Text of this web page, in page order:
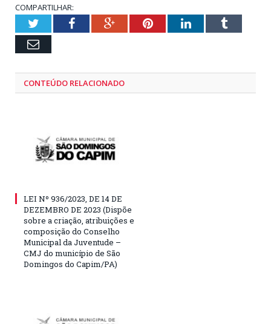
COMPARTILHAR:
TwitterFacebookGoogle+PinterestLinkedInTumblr
Email
CONTEÚDO RELACIONADO
LEI Nº 936/2023, DE 14 DE
DEZEMBRO DE 2023 (Dispõe
sobre a criação, atribuições e
composição do Conselho
Municipal da Juventude –
CMJ do município de São
Domingos do Capim/PA)